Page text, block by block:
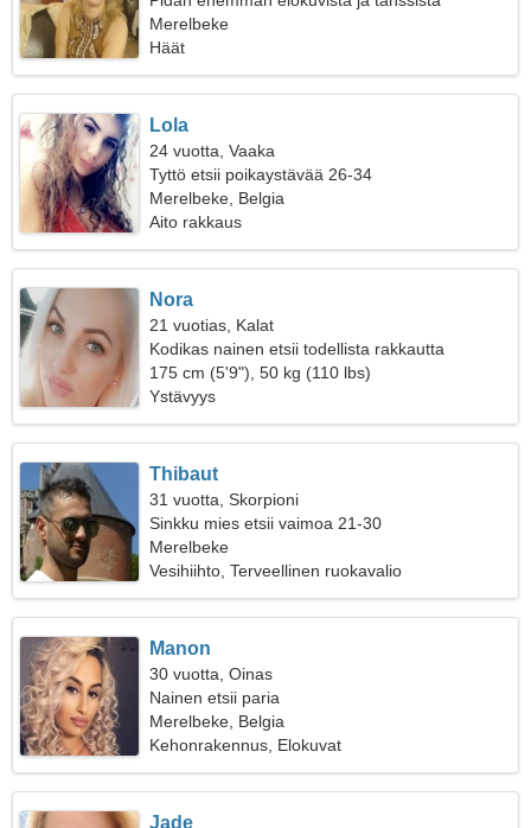
Merelbeke
Häät
Lola
24 vuotta, Vaaka
Tyttö etsii poikaystävää 26-34
Merelbeke, Belgia
Aito rakkaus
Nora
21 vuotias, Kalat
Kodikas nainen etsii todellista rakkautta
175 cm (5'9"), 50 kg (110 lbs)
Ystävyys
Thibaut
31 vuotta, Skorpioni
Sinkku mies etsii vaimoa 21-30
Merelbeke
Vesihiihto, Terveellinen ruokavalio
Manon
30 vuotta, Oinas
Nainen etsii paria
Merelbeke, Belgia
Kehonrakennus, Elokuvat
Jade